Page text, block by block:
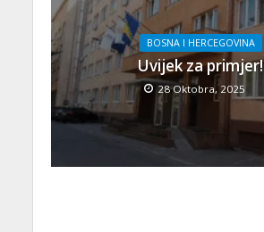
BOSNA I HERCEGOVINA
Uvijek za primjer!
28 Oktobra, 2025